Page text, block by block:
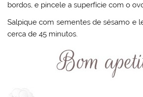
bordos, e pincele a superfície com o
Salpique com sementes de sésamo e
cerca de 45 minutos.